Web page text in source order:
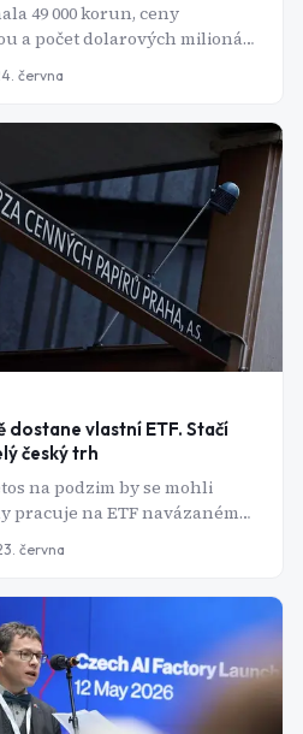
49 000 korun, ceny
a počet dolarových milionářů
většina Čechů nedokáže
začíná a čísla, která si lidé
června
dostane vlastní ETF. Stačí
český trh
na podzim by se mohli
pracuje na ETF navázaném
koupit celý koš pražských
června